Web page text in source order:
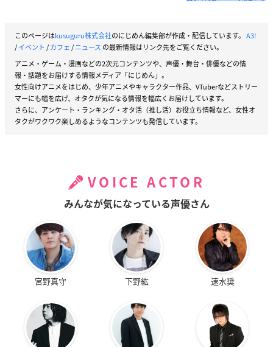
このページはkusuguru株式会社のにじめん編集部が作成・配信しています。 A3!
/イベント /カフェ/ニュース の最新情報はリンク先をご覧ください。
アニメ・ゲーム・漫画などの2次元コンテンツや、声優・舞台・俳優などの情
報・話題をお届けする情報メディア「にじめん」。
女性向けアニメをはじめ、少年アニメやキャラクター作品、VTuberなどストリー
マーにも幅を広げ、オタクが気になる情報を幅広くお届けしています。
さらに、アンケート・ランキング・オタ活（推し活）お役立ち情報など、女性オ
タクがワクワク楽しめるようなコンテンツも発信しています。
VOICE ACTOR
みんなが気になっている声優さん
宮野真守 下野紘 速水奨